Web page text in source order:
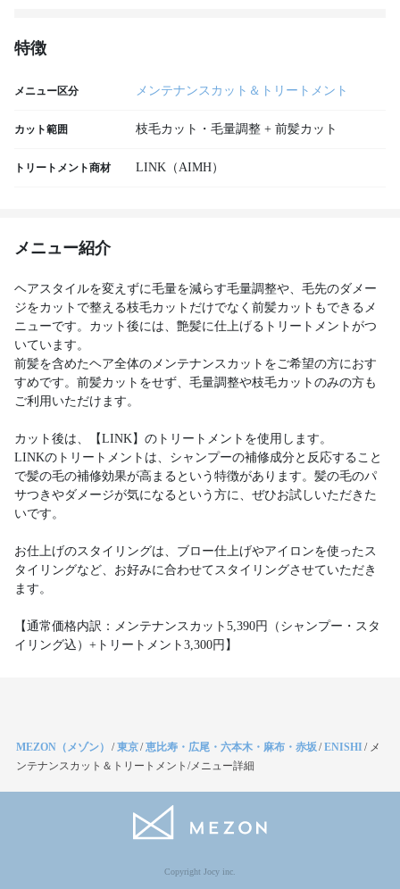
特徴
メニュー区分 メンテナンスカット＆トリートメント
カット範囲 枝毛カット・毛量調整 + 前髪カット
トリートメント商材 LINK（AIMH）
メニュー紹介
ヘアスタイルを変えずに毛量を減らす毛量調整や、毛先のダメー
ジをカットで整える枝毛カットだけでなく前髪カットもできるメ
ニューです。カット後には、艶髪に仕上げるトリートメントがつ
いています。
前髪を含めたヘア全体のメンテナンスカットをご希望の方におす
すめです。前髪カットをせず、毛量調整や枝毛カットのみの方も
ご利用いただけます。
カット後は、【LINK】のトリートメントを使用します。
LINKのトリートメントは、シャンプーの補修成分と反応すること
で髪の毛の補修効果が高まるという特徴があります。髪の毛のパ
サつきやダメージが気になるという方に、ぜひお試しいただきた
いです。
お仕上げのスタイリングは、ブロー仕上げやアイロンを使ったス
タイリングなど、お好みに合わせてスタイリングさせていただき
ます。
【通常価格内訳：メンテナンスカット5,390円（シャンプー・スタ
イリング込）+トリートメント3,300円】
MEZON（メゾン） /東京/恵比寿・広尾・六本木・麻布・赤坂/ENISHI / メ
ンテナンスカット＆トリートメント/メニュー詳細
Copyright Jocy inc.